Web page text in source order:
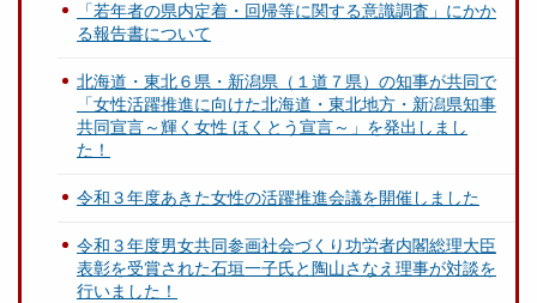
「若年者の県内定着・回帰等に関する意識調査」にかか
る報告書について
北海道・東北６県・新潟県（１道７県）の知事が共同で
「女性活躍推進に向けた北海道・東北地方・新潟県知事
共同宣言～輝く女性 ほくとう宣言～」を発出しまし
た！
令和３年度あきた女性の活躍推進会議を開催しました
令和３年度男女共同参画社会づくり功労者内閣総理大臣
表彰を受賞された石垣一子氏と陶山さなえ理事が対談を
行いました！